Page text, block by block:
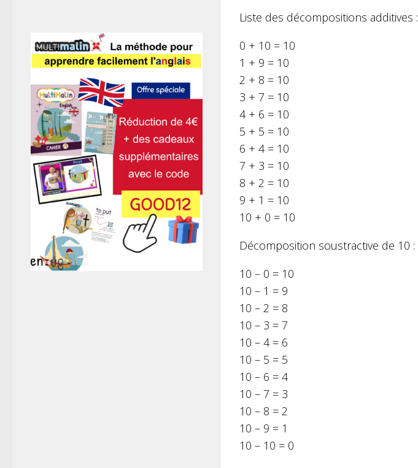
Liste des décompositions additives :
0 + 10 = 10
1 + 9 = 10
2 + 8 = 10
3 + 7 = 10
4 + 6 = 10
5 + 5 = 10
6 + 4 = 10
7 + 3 = 10
8 + 2 = 10
9 + 1 = 10
10 + 0 = 10
Décomposition soustractive de 10 :
10 – 0 = 10
10 – 1 = 9
10 – 2 = 8
10 – 3 = 7
10 – 4 = 6
10 – 5 = 5
10 – 6 = 4
10 – 7 = 3
10 – 8 = 2
10 – 9 = 1
10 – 10 = 0